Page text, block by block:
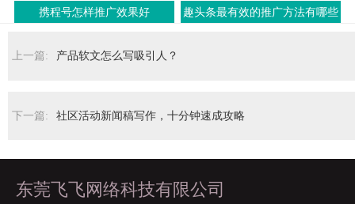
源网上
携程号怎样推广效果好 趣头条最有效的推广方法有哪些
上一篇: 产品软文怎么写吸引人？
下一篇: 社区活动新闻稿写作，十分钟速成攻略
东莞飞飞网络科技有限公司